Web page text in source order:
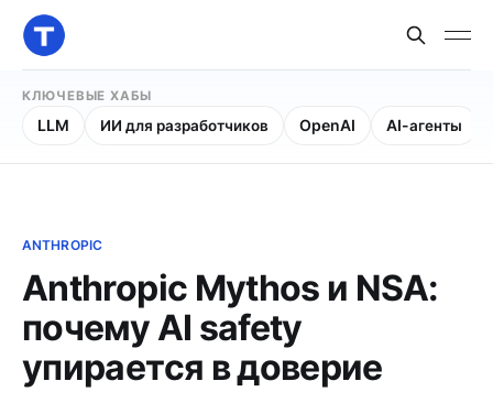
КЛЮЧЕВЫЕ ХАБЫ
LLM ИИ для разработчиков OpenAI AI-агенты
ANTHROPIC
Anthropic Mythos и NSA:
почему AI safety
упирается в доверие